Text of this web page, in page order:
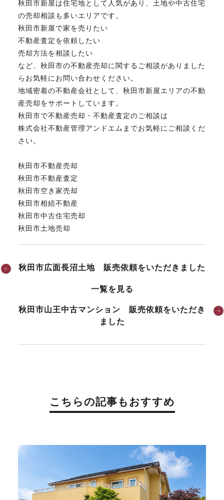
秋田市新屋は住宅地として人気があり、土地や中古住宅
の売却相談も多いエリアです。
秋田市新屋で家を売りたい
不動産査定を依頼したい
売却方法を相談したい
など、秋田市の不動産売却に関するご相談がありました
らお気軽にお問い合わせください。
地域密着の不動産会社として、秋田市新屋エリアの不動
産売却をサポートしています。
秋田市で不動産売却・不動産査定のご相談は
株式会社不動産管理アンドエムまでお気軽にご相談くだ
さい。
秋田市不動産売却
秋田市不動産査定
秋田市空き家売却
秋田市相続不動産
秋田市中古住宅売却
秋田市土地売却
秋田市広面長沼土地 販売依頼をいただきました
一覧を見る
秋田市山王中古マンション 販売依頼をいただき
ました
こちらの記事もおすすめ